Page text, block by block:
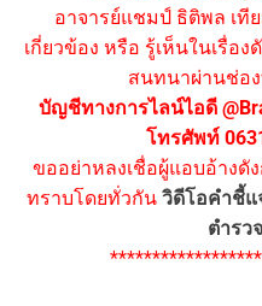
อาจารย์แชมป์ ธิติพล เที
เกี่ยวข้อง หรือ รู้เห็นในเรื่อ
สนทนาผ่านช่อ
บัญชีทางการไลน์ไอดี
โทรศัพท์
ขออย่าหลงเชื่อผู้แอบอ้างดั
ทราบโดยทั่วกัน วิดีโอคำชี้แ
ตำรว